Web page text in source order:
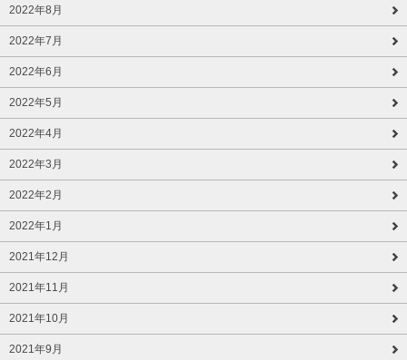
2022年8月
2022年7月
2022年6月
2022年5月
2022年4月
2022年3月
2022年2月
2022年1月
2021年12月
2021年11月
2021年10月
2021年9月